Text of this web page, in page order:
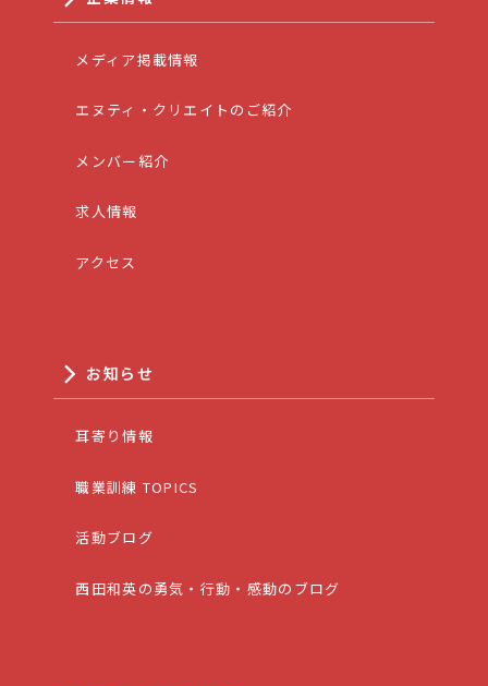
メディア掲載情報
エヌティ・クリエイトのご紹介
メンバー紹介
求人情報
アクセス
お知らせ
耳寄り情報
職業訓練 TOPICS
活動ブログ
西田和英の勇気・行動・感動のブログ